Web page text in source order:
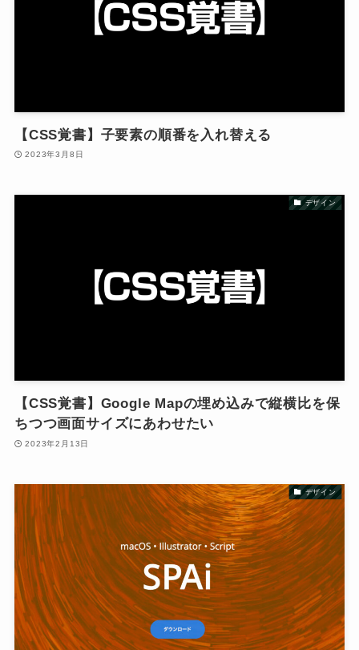
【CSS覚書】子要素の順番を入れ替える
2023年3月8日
デザイン
【CSS覚書】Google Mapの埋め込みで縦横比を保
ちつつ画面サイズにあわせたい
2023年2月13日
デザイン